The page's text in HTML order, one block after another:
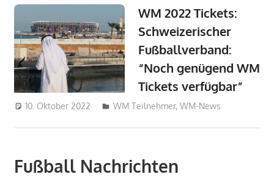
WM 2022 Tickets:
Schweizerischer
Fußballverband:
“Noch genügend WM
Tickets verfügbar”
10. Oktober 2022 philipw
WM Teilnehmer,WM-News
Fußball Nachrichten